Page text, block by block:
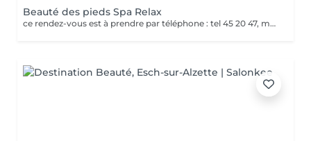
Beauté des pieds Spa Relax
ce rendez-vous est à prendre par téléphone : tel 45 20 47, merci